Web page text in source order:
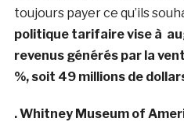
toujours payer ce qu’ils
politique tarifaire vise à
revenus générés par la
%, soit 49 millions de
. Whitney Museum of